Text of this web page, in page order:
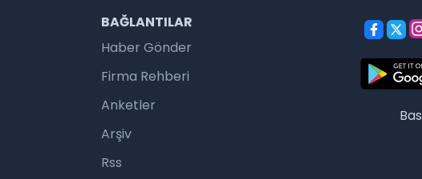
BAĞLANTILAR
Haber Gönder
Firma Rehberi
Anketler
Arşiv
Rss